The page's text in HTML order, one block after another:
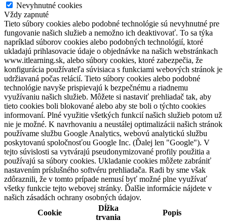
Nevyhnutné cookies
Vždy zapnuté
Tieto súbory cookies alebo podobné technológie sú nevyhnutné pre
fungovanie našich služieb a nemožno ich deaktivovať. To sa týka
napríklad súborov cookies alebo podobných technológií, ktoré
ukladajú prihlasovacie údaje o objednávke na našich webstránkach
www.itlearning.sk, alebo súbory cookies, ktoré zabezpečia, že
konfigurácia používateľa súvisiaca s funkciami webových stránok je
udržiavaná počas relácií. Tieto súbory cookies alebo podobné
technológie navyše prispievajú k bezpečnému a riadnemu
využívaniu našich služieb. Môžete si nastaviť prehliadač tak, aby
tieto cookies boli blokované alebo aby ste boli o týchto cookies
informovaní. Plné využitie všetkých funkcií našich služieb potom už
nie je možné. K navrhovaniu a neustálej optimalizácii našich stránok
používame službu Google Analytics, webovú analytickú službu
poskytovanú spoločnosťou Google Inc. (Ďalej len "Google"). V
tejto súvislosti sa vytvárajú pseudonymizované profily použitia a
používajú sa súbory cookies. Ukladanie cookies môžete zabrániť
nastavením príslušného softvéru prehliadača. Radi by sme však
zdôraznili, že v tomto prípade nemusí byť možné plne využívať
všetky funkcie tejto webovej stránky. Ďalšie informácie nájdete v
našich zásadách ochrany osobných údajov.
Cookie
Dĺžka
trvania
Popis